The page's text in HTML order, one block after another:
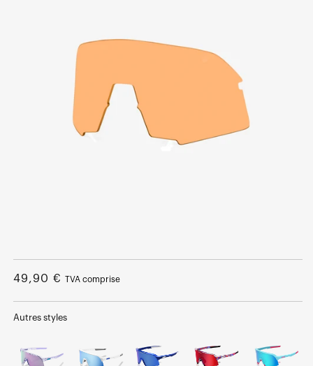
le
média
1
une
fenêtre
modale
Prix
49,90 € TVA comprise
Autres styles